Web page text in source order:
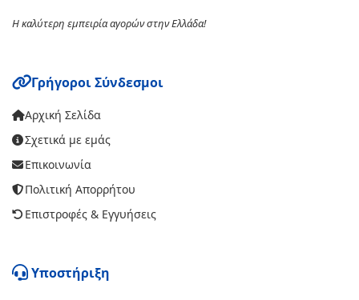
Η καλύτερη εμπειρία αγορών στην Ελλάδα!
Γρήγοροι Σύνδεσμοι
Αρχική Σελίδα
Σχετικά με εμάς
Επικοινωνία
Πολιτική Απορρήτου
Επιστροφές & Εγγυήσεις
Υποστήριξη